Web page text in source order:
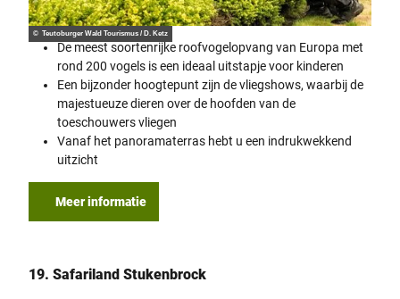
© Teutoburger Wald Tourismus / D. Ketz
De meest soortenrijke roofvogelopvang van Europa met
rond 200 vogels is een ideaal uitstapje voor kinderen
Een bijzonder hoogtepunt zijn de vliegshows, waarbij de
majestueuze dieren over de hoofden van de
toeschouwers vliegen
Vanaf het panoramaterras hebt u een indrukwekkend
uitzicht
Meer informatie
19. Safariland Stukenbrock